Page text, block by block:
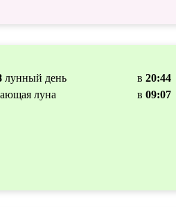
лунный день
луна
в 20:44
в 09:07